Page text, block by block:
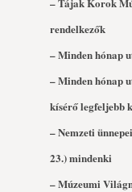
rendelkezők
– Minden hónap
– Minden hónap
kísérő legfeljebb
– Nemzeti
23.) mindenki
– Múzeumi